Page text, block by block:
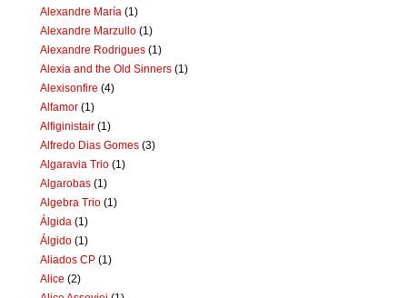
Alexandre María (1)
Alexandre Marzullo (1)
Alexandre Rodrigues (1)
Alexia and the Old Sinners (1)
Alexisonfire (4)
Alfamor (1)
Alfiginistair (1)
Alfredo Dias Gomes (3)
Algaravia Trio (1)
Algarobas (1)
Algebra Trio (1)
Álgida (1)
Álgido (1)
Aliados CP (1)
Alice (2)